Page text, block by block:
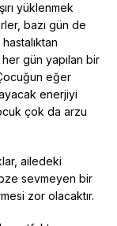
yüklenmek
bazı gün de
gün yapılan bir
eğer
enerjiyi
çok da arzu
ailedeki
sevmeyen bir
zor olacaktır.